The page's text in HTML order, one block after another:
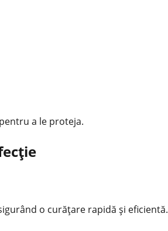
a le proteja.
o curățare rapidă și eficientă.